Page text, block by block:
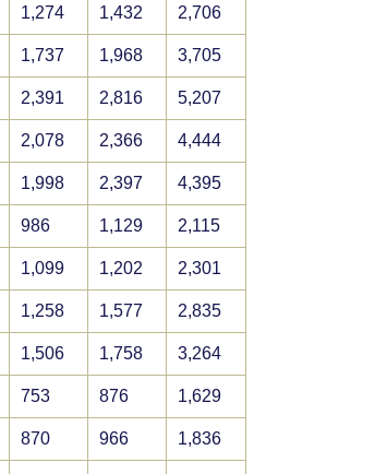
1,274 1,432 2,706
1,737 1,968 3,705
2,391 2,816 5,207
2,078 2,366 4,444
1,998 2,397 4,395
986 1,129 2,115
1,099 1,202 2,301
1,258 1,577 2,835
1,506 1,758 3,264
753 876 1,629
870 966 1,836